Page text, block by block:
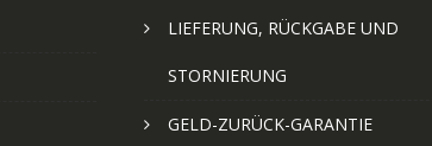
LIEFERUNG, RÜCKGABE UND
STORNIERUNG
GELD-ZURÜCK-GARANTIE